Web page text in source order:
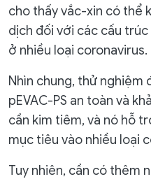
cho thấy vắc-xin có thể
dịch đối với các cấu
ở nhiều loại coronavirus.
Nhìn chung, thử nghiệm
pEVAC-PS an toàn và
cần kim tiêm, và nó hỗ
mục tiêu vào nhiều loại
Tuy nhiên, cần có thêm